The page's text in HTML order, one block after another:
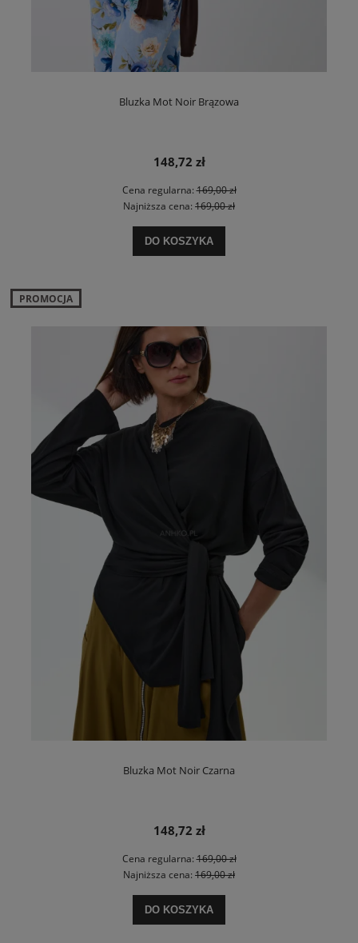
Bluzka Mot Noir Brązowa
148,72 zł
Cena regularna:169,00 zł
Najniższa cena: 169,00 zł
DO KOSZYKA
Bluzka Mot Noir Czarna
148,72 zł
Cena regularna:169,00 zł
Najniższa cena: 169,00 zł
DO KOSZYKA
PROMOCJA